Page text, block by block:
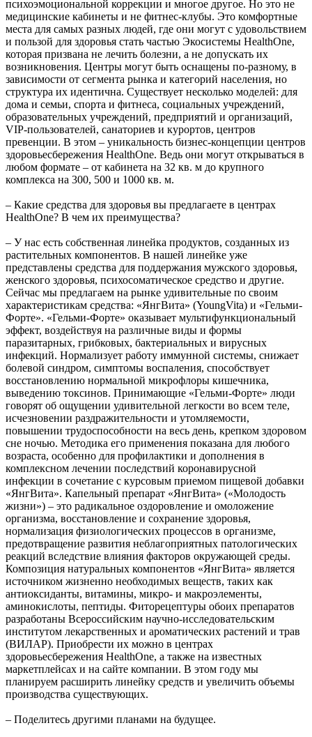
психоэмоциональной коррекции и многое другое. Но это не
медицинские кабинеты и не фитнес-клубы. Это комфортные
места для самых разных людей, где они могут с удовольствием
и пользой для здоровья стать частью Экосистемы HealthOne,
которая призвана не лечить болезни, а не допускать их
возникновения. Центры могут быть оснащены по-разному, в
зависимости от сегмента рынка и категорий населения, но
структура их идентична. Существует несколько моделей: для
дома и семьи, спорта и фитнеса, социальных учреждений,
образовательных учреждений, предприятий и организаций,
VIP-пользователей, санаториев и курортов, центров
превенции. В этом – уникальность бизнес-концепции центров
здоровьесбережения HealthOne. Ведь они могут открываться в
любом формате – от кабинета на 32 кв. м до крупного
комплекса на 300, 500 и 1000 кв. м.
– Какие средства для здоровья вы предлагаете в центрах
HealthOne? В чем их преимущества?
– У нас есть собственная линейка продуктов, созданных из
растительных компонентов. В нашей линейке уже
представлены средства для поддержания мужского здоровья,
женского здоровья, психосоматическое средство и другие.
Сейчас мы предлагаем на рынке удивительные по своим
характеристикам средства: «ЯнгВита» (YoungVita) и «Гельми-
Форте». «Гельми-Форте» оказывает мультифункциональный
эффект, воздействуя на различные виды и формы
паразитарных, грибковых, бактериальных и вирусных
инфекций. Нормализует работу иммунной системы, снижает
болевой синдром, симптомы воспаления, способствует
восстановлению нормальной микрофлоры кишечника,
выведению токсинов. Принимающие «Гельми-Форте» люди
говорят об ощущении удивительной легкости во всем теле,
исчезновении раздражительности и утомляемости,
повышении трудоспособности на весь день, крепком здоровом
сне ночью. Методика его применения показана для любого
возраста, особенно для профилактики и дополнения в
комплексном лечении последствий коронавирусной
инфекции в сочетание с курсовым приемом пищевой добавки
«ЯнгВита». Капельный препарат «ЯнгВита» («Молодость
жизни») – это радикальное оздоровление и омоложение
организма, восстановление и сохранение здоровья,
нормализация физиологических процессов в организме,
предотвращение развития неблагоприятных патологических
реакций вследствие влияния факторов окружающей среды.
Композиция натуральных компонентов «ЯнгВита» является
источником жизненно необходимых веществ, таких как
антиоксиданты, витамины, микро- и макроэлементы,
аминокислоты, пептиды. Фиторецептуры обоих препаратов
разработаны Всероссийским научно-исследовательским
институтом лекарственных и ароматических растений и трав
(ВИЛАР). Приобрести их можно в центрах
здоровьесбережения HealthOne, а также на известных
маркетплейсах и на сайте компании. В этом году мы
планируем расширить линейку средств и увеличить объемы
производства существующих.
– Поделитесь другими планами на будущее.